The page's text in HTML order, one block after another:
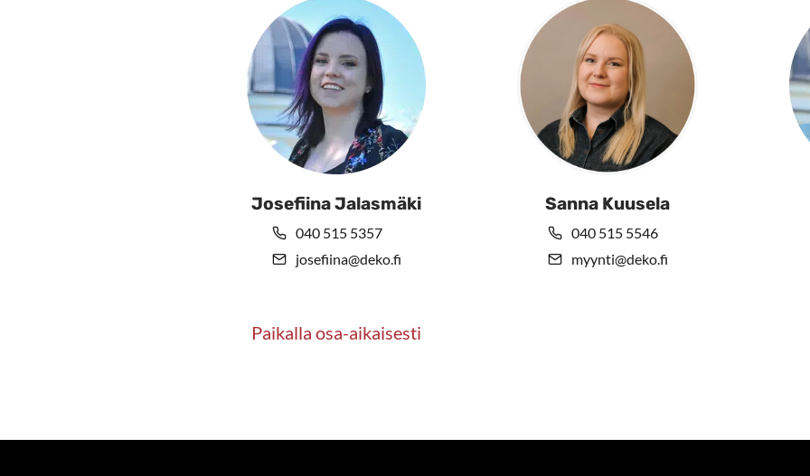
Josefiina Jalasmäki
040 515 5357
josefiina@deko.fi
Paikalla osa-aikaisesti
Sanna Kuusela
040 515 5546
myynti@deko.fi